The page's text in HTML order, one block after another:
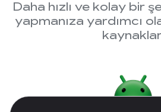
Daha hızlı ve kolay bir
yapmanıza yardımcı